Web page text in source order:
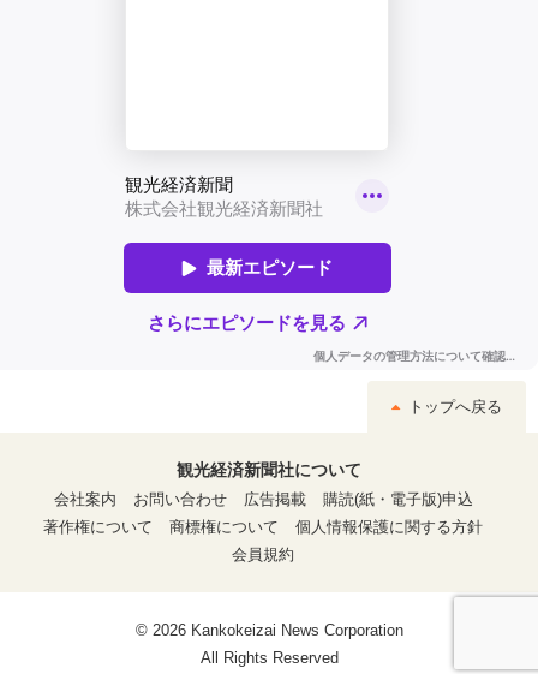
トップへ戻る
観光経済新聞社について
会社案内
お問い合わせ 広告掲載
購読(紙・電子版)申込
著作権について
商標権について
個人情報保護に関する方針
会員規約
© 2026 Kankokeizai News Corporation
All Rights Reserved